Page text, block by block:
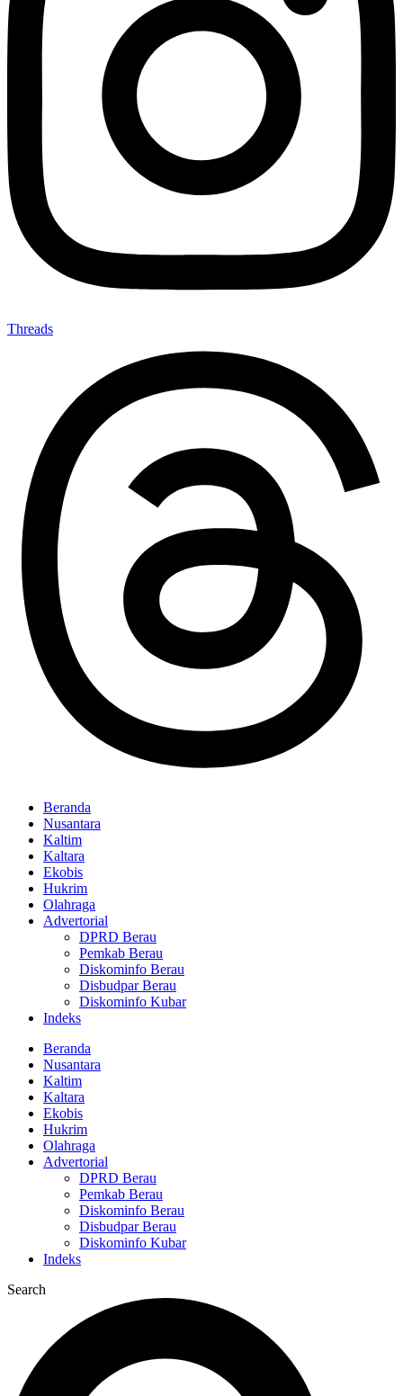
Threads
Beranda
Nusantara
Kaltim
Kaltara
Ekobis
Hukrim
Olahraga
Advertorial
DPRD Berau
Pemkab Berau
Diskominfo Berau
Disbudpar Berau
Diskominfo Kubar
Indeks
Beranda
Nusantara
Kaltim
Kaltara
Ekobis
Hukrim
Olahraga
Advertorial
DPRD Berau
Pemkab Berau
Diskominfo Berau
Disbudpar Berau
Diskominfo Kubar
Indeks
Search